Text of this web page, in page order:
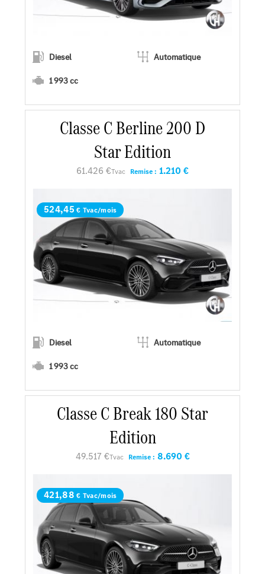
Diesel
Automatique
1 993 cc
En savoir plus
Faire un essai
524,45 € Tvac/mois
Classe C Berline 200 D
Star Edition
61.426 €Tvac Remise : 1.210 €
Diesel
Automatique
1 993 cc
En savoir plus
421,88 € Tvac/mois
Classe C Break 180 Star
Edition
49.517 €Tvac Remise : 8.690 €